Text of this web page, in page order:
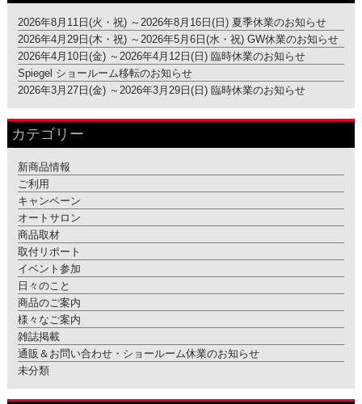
2026年8月11日(火・祝) ～2026年8月16日(日) 夏季休業のお知らせ
2026年4月29日(木・祝) ～2026年5月6日(水・祝) GW休業のお知らせ
2026年4月10日(金) ～2026年4月12日(日) 臨時休業のお知らせ
Spiegel ショールーム移転のお知らせ
2026年3月27日(金) ～2026年3月29日(日) 臨時休業のお知らせ
カテゴリー
新商品情報
ご利用
キャンペーン
オートサロン
商品取材
取付リポート
イベント参加
日々のこと
商品のご案内
様々なご案内
雑誌掲載
通販＆お問い合わせ・ショールーム休業のお知らせ
未分類